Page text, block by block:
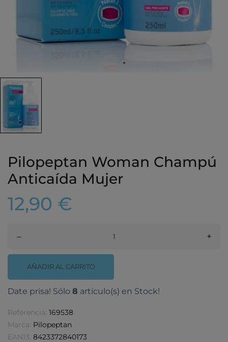
Pilopeptan Woman Champú
Anticaída Mujer
12,90 €
– +
AÑADIR AL CARRITO
Date prisa! Sólo 8 artículo(s) en Stock!
Referencia: 169538
Marca: Pilopeptan
EAN13: 8423372840173